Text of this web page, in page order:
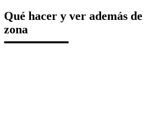
Qué hacer y ver además
zona